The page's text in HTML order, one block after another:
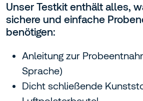
Unser Testkit enthält alles,
sichere und einfache
benötigen:
Anleitung zur
Sprache)
Dicht schließende